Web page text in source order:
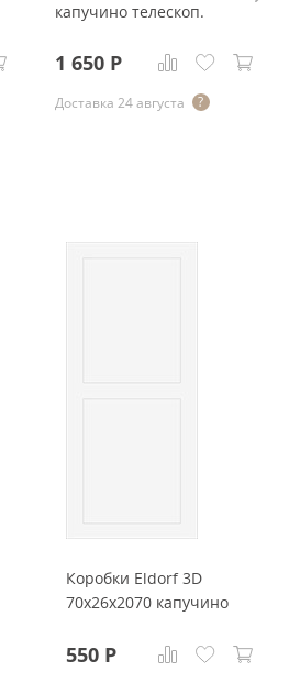
капучино телескоп.
1 650Р
Доставка 24 августа
Коробки Eldorf 3D
70x26x2070 капучино
550 Р